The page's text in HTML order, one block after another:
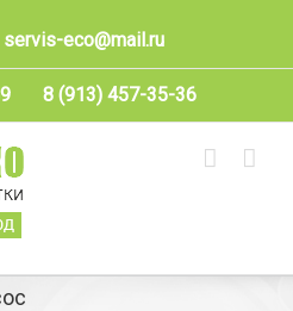
servis-eco@mail.ru
8 (913) 457-35-36